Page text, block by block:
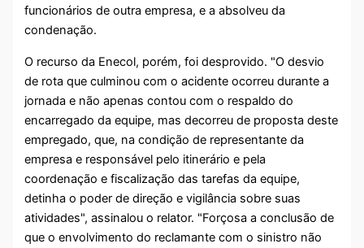
funcionários de outra empresa, e a absolveu da
condenação.
O recurso da Enecol, porém, foi desprovido. "O desvio
de rota que culminou com o acidente ocorreu durante a
jornada e não apenas contou com o respaldo do
encarregado da equipe, mas decorreu de proposta deste
empregado, que, na condição de representante da
empresa e responsável pelo itinerário e pela
coordenação e fiscalização das tarefas da equipe,
detinha o poder de direção e vigilância sobre suas
atividades", assinalou o relator. "Forçosa a conclusão de
que o envolvimento do reclamante com o sinistro não